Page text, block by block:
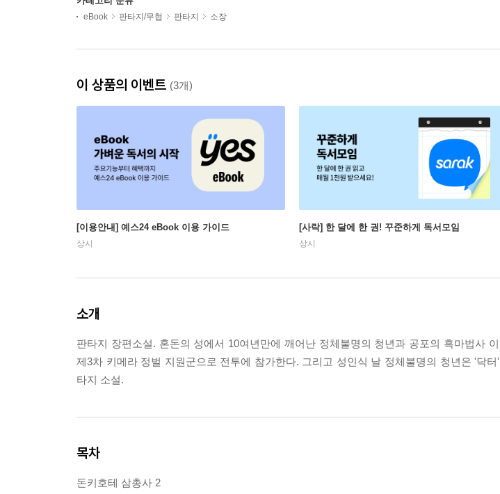
eBook 판타지/무협 판타지 소장
이 상품의 이벤트 (3개)
[이용안내] 예스24 eBook 이용 가이드
상시
[사락] 한 달에 한 권! 꾸준하게 독서모임
상시
소개
판타지 장편소설. 혼돈의 성에서 10여년만에 깨어난 정체불명의 청년과 공포의 흑마법사
제3차 키메라 정벌 지원군으로 전투에 참가한다. 그리고 성인식 날 정체불명의 청년은 '
타지 소설.
목차
돈키호테 삼총사 2